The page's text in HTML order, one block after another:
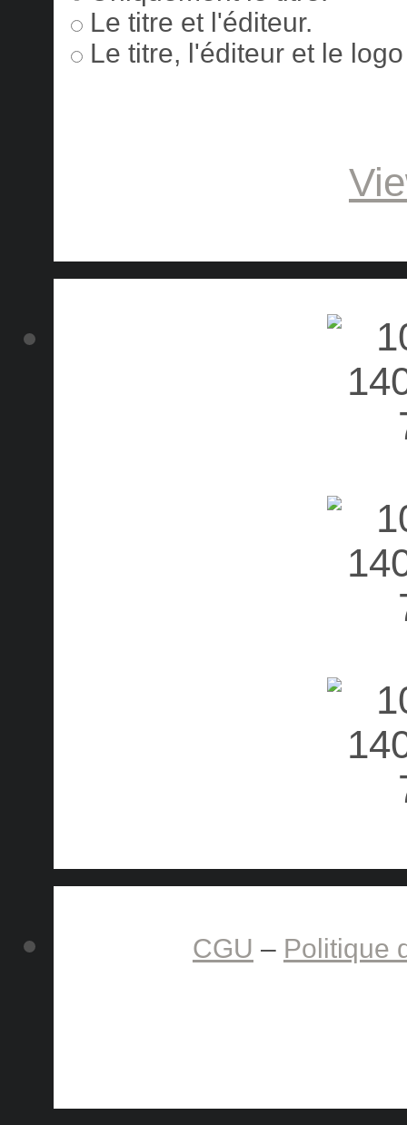
Le titre et l'éditeur.
Le titre, l'éditeur et le
CGU – Politique